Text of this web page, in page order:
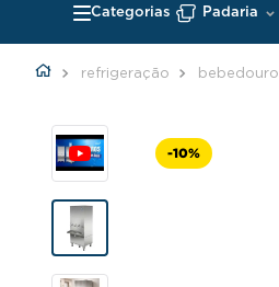
Padaria
refrigeração bebedouro
-10%